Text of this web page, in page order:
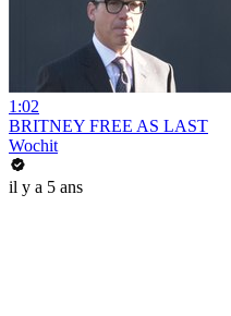
1:02
BRITNEY FREE AS LAST
Wochit
il y a 5 ans